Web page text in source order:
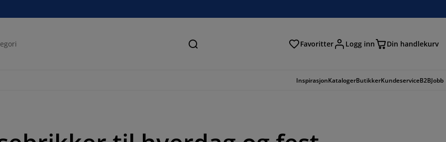
Søk Favoritter Logg inn Din handlekurv
InspirasjonKatalogerButikkerKundeserviceB2BJobb